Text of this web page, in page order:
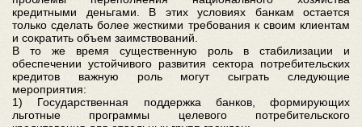
кредитными деньгами. В этих условиях банкам остается
только сделать более жесткими требования к своим клиентам
и сократить объем заимствований.
В то же время существенную роль в стабилизации и
обеспечении устойчивого развития сектора потребительских
кредитов важную роль могут сыграть следующие
мероприятия:
1) Государственная поддержка банков, формирующих
льготные программы целевого потребительского